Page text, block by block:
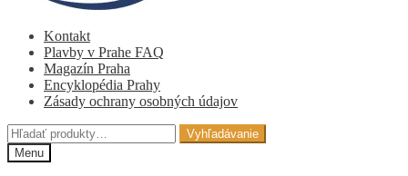
Kontakt
Plavby v Prahe FAQ
Magazín Praha
Encyklopédia Prahy
Zásady ochrany osobných údajov
Hľadať:
Vyhľadávanie
Menu